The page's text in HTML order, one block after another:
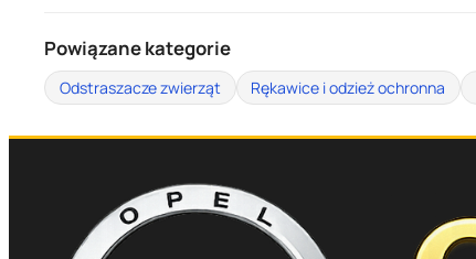
Powiązane kategorie
Odstraszacze zwierząt Rękawice i odzież ochronna